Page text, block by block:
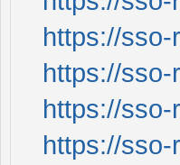
https://sso-
https://sso-
https://sso-
https://sso-